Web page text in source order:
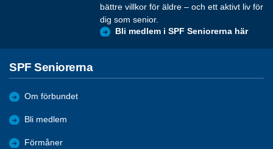
bättre villkor för äldre – och ett aktivt liv för
dig som senior.
Bli medlem i SPF Seniorerna här
SPF Seniorerna
Om förbundet
Bli medlem
Förmåner